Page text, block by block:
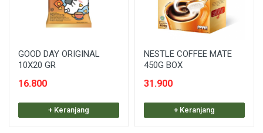
GOOD DAY ORIGINAL
10X20 GR
16.800
+ Keranjang
NESTLE COFFEE MATE
450G BOX
31.900
+ Keranjang